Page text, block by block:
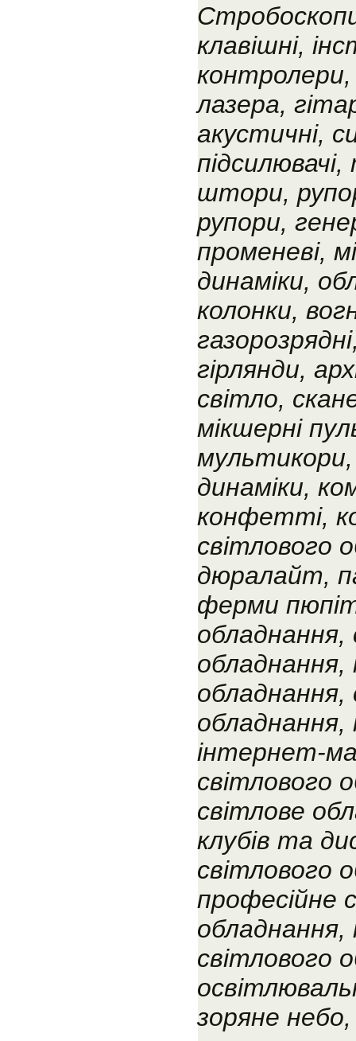
клавішні,
контролери,
лазера,
акустичні,
підсилювачі,
штори,
рупори,
променеві,
динаміки,
колонки,
гірлянди,
світло,
мікшерні
мультикори,
динаміки,
конфетті,
світлового
дюралайт,
ферми
обладнання,
обладнання,
обладнання,
обладнання,
інтернет-
світлового
світлове
клубів та
світлового
професійне
світлового
зоряне